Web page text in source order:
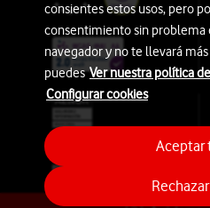
consientes estos usos, pero
consentimiento sin problema
navegador y no te llevará
puedesVer nuestra política
Configurar cookies
Aceptar